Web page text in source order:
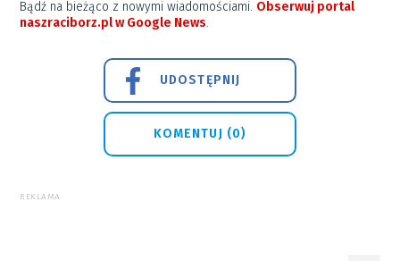
Bądź na bieżąco z nowymi wiadomościami. Obserwuj portal
naszraciborz.pl w Google News.
UDOSTĘPNIJ
KOMENTUJ (0)
REKLAMA